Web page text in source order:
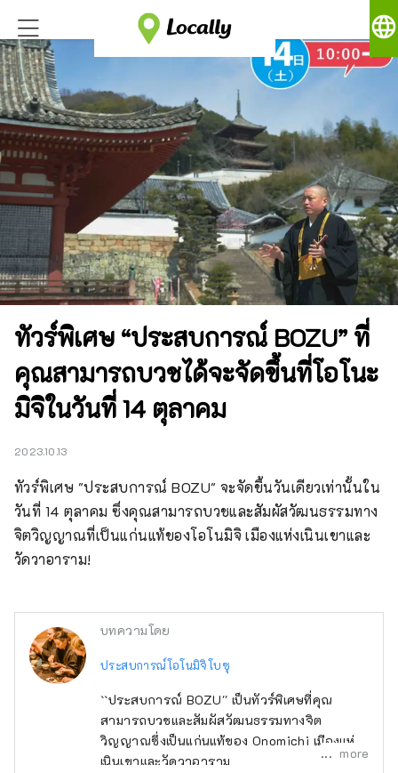
language
ทัวร์พิเศษ “ประสบการณ์ BOZU” ที่
คุณสามารถบวชได้จะจัดขึ้นที่โอโนะ
มิจิในวันที่ 14 ตุลาคม
2023.10.13
ทัวร์พิเศษ "ประสบการณ์ BOZU" จะจัดขึ้นวันเดียวเท่านั้นใน
วันที่ 14 ตุลาคม ซึ่งคุณสามารถบวชและสัมผัสวัฒนธรรมทาง
จิตวิญญาณที่เป็นแก่นแท้ของโอโนมิจิ เมืองแห่งเนินเขาและ
วัดวาอาราม!
บทความโดย
ประสบการณ์โอโนมิจิโบซุ
``ประสบการณ์ BOZU'' เป็นทัวร์พิเศษที่คุณ
สามารถบวชและสัมผัสวัฒนธรรมทางจิต
วิญญาณซึ่งเป็นแก่นแท้ของ Onomichi เมืองแห่ง
เนินเขาและวัดวาอาราม
more